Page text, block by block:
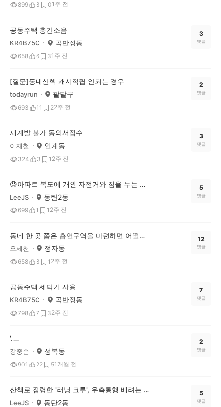
899 3 01주 전
공동주택 층간소음
KR4B75C 곡반정동
658 6 31주 전
3
댓글
[질문]동네산책 캐시적립 안되는 경우
todayrun 팔달구
693 11 22주 전
2
댓글
재계발 불가 동의서접수
이재철 인계동
324 3 1 2주 전
3
댓글
😓아파트 복도에 개인 자전거와 짐을 두는 것, 이웃을 향한 민폐일까요?
LeeJS 동탄2동
699 1 1 2주 전
5
댓글
동네 한 곳 쯤은 흡연구역을 마련하면 어떨까요?
오세천 정자동
658 3 1 2주 전
12
댓글
공동주택 세탁기 사용
KR4B75C 곡반정동
798 7 32주 전
7
댓글
'.ㅡ
강중순 성복동
901 22 51개월 전
2
댓글
산책로 점령한 '러닝 크루', 우측통행 배려는 선택이 아닌 필수 아닐까요?
LeeJS 동탄2동
5
댓글